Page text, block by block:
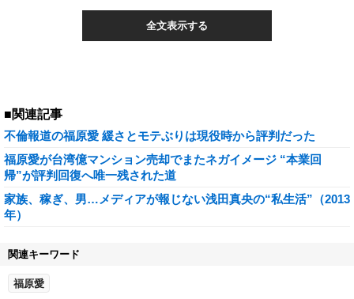
全文表示する
■関連記事
不倫報道の福原愛 緩さとモテぶりは現役時から評判だった
福原愛が台湾億マンション売却でまたネガイメージ “本業回
帰”が評判回復へ唯一残された道
家族、稼ぎ、男…メディアが報じない浅田真央の“私生活”（2013
年）
関連キーワード
福原愛